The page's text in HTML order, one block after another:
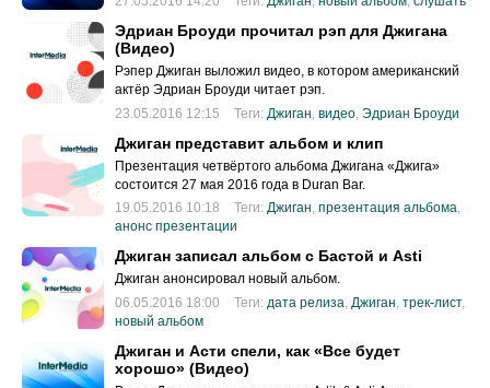
Эдриан Броуди прочитал рэп для Джигана
(Видео)
Рэпер Джиган выложил видео, в котором американский
актёр Эдриан Броуди читает рэп.
23.05.2016 12:15
Теги: Джиган, видео, Эдриан Броуди
Джиган представит альбом и клип
Презентация четвёртого альбома Джигана «Джига»
состоится 27 мая 2016 года в Duran Bar.
19.05.2016 10:18
Теги: Джиган, презентация альбома,
анонс презентации
Джиган записал альбом с Бастой и Asti
Джиган анонсировал новый альбом.
06.05.2016 18:00
Теги: дата релиза, Джиган, трек-лист,
новый альбом
Джиган и Асти спели, как «Все будет
хорошо» (Видео)